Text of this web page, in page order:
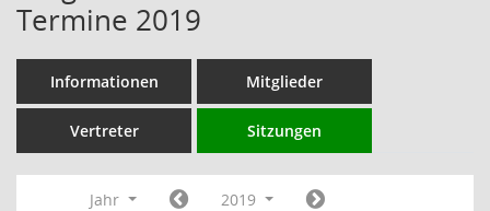
Termine 2019
Informationen Mitglieder
Vertreter Sitzungen
Jahr
2019